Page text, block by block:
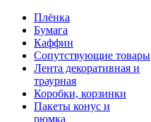
Плёнка
Бумага
Каффин
Сопутствующие товары
Лента декоративная и
траурная
Коробки, корзинки
Пакеты конус и
рюмка